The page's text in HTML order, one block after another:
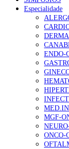
gesto
203
1.º
te na
202
Alguns
família
160
Especialidade
ENDO-
MGF-
ONCO-